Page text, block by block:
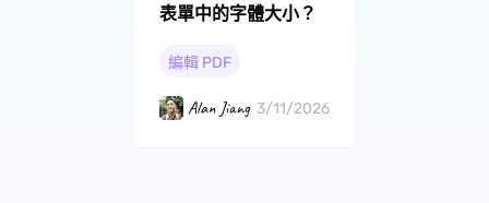
表單中的字體大小？
編輯 PDF
Alan Jiang 3/11/2026